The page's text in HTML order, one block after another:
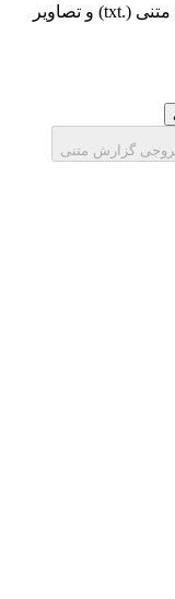
پشتیبانی از اسناد Word (.docx)، PDF (.pdf)، متنی (.txt) و تصاویر
گزارش متنی